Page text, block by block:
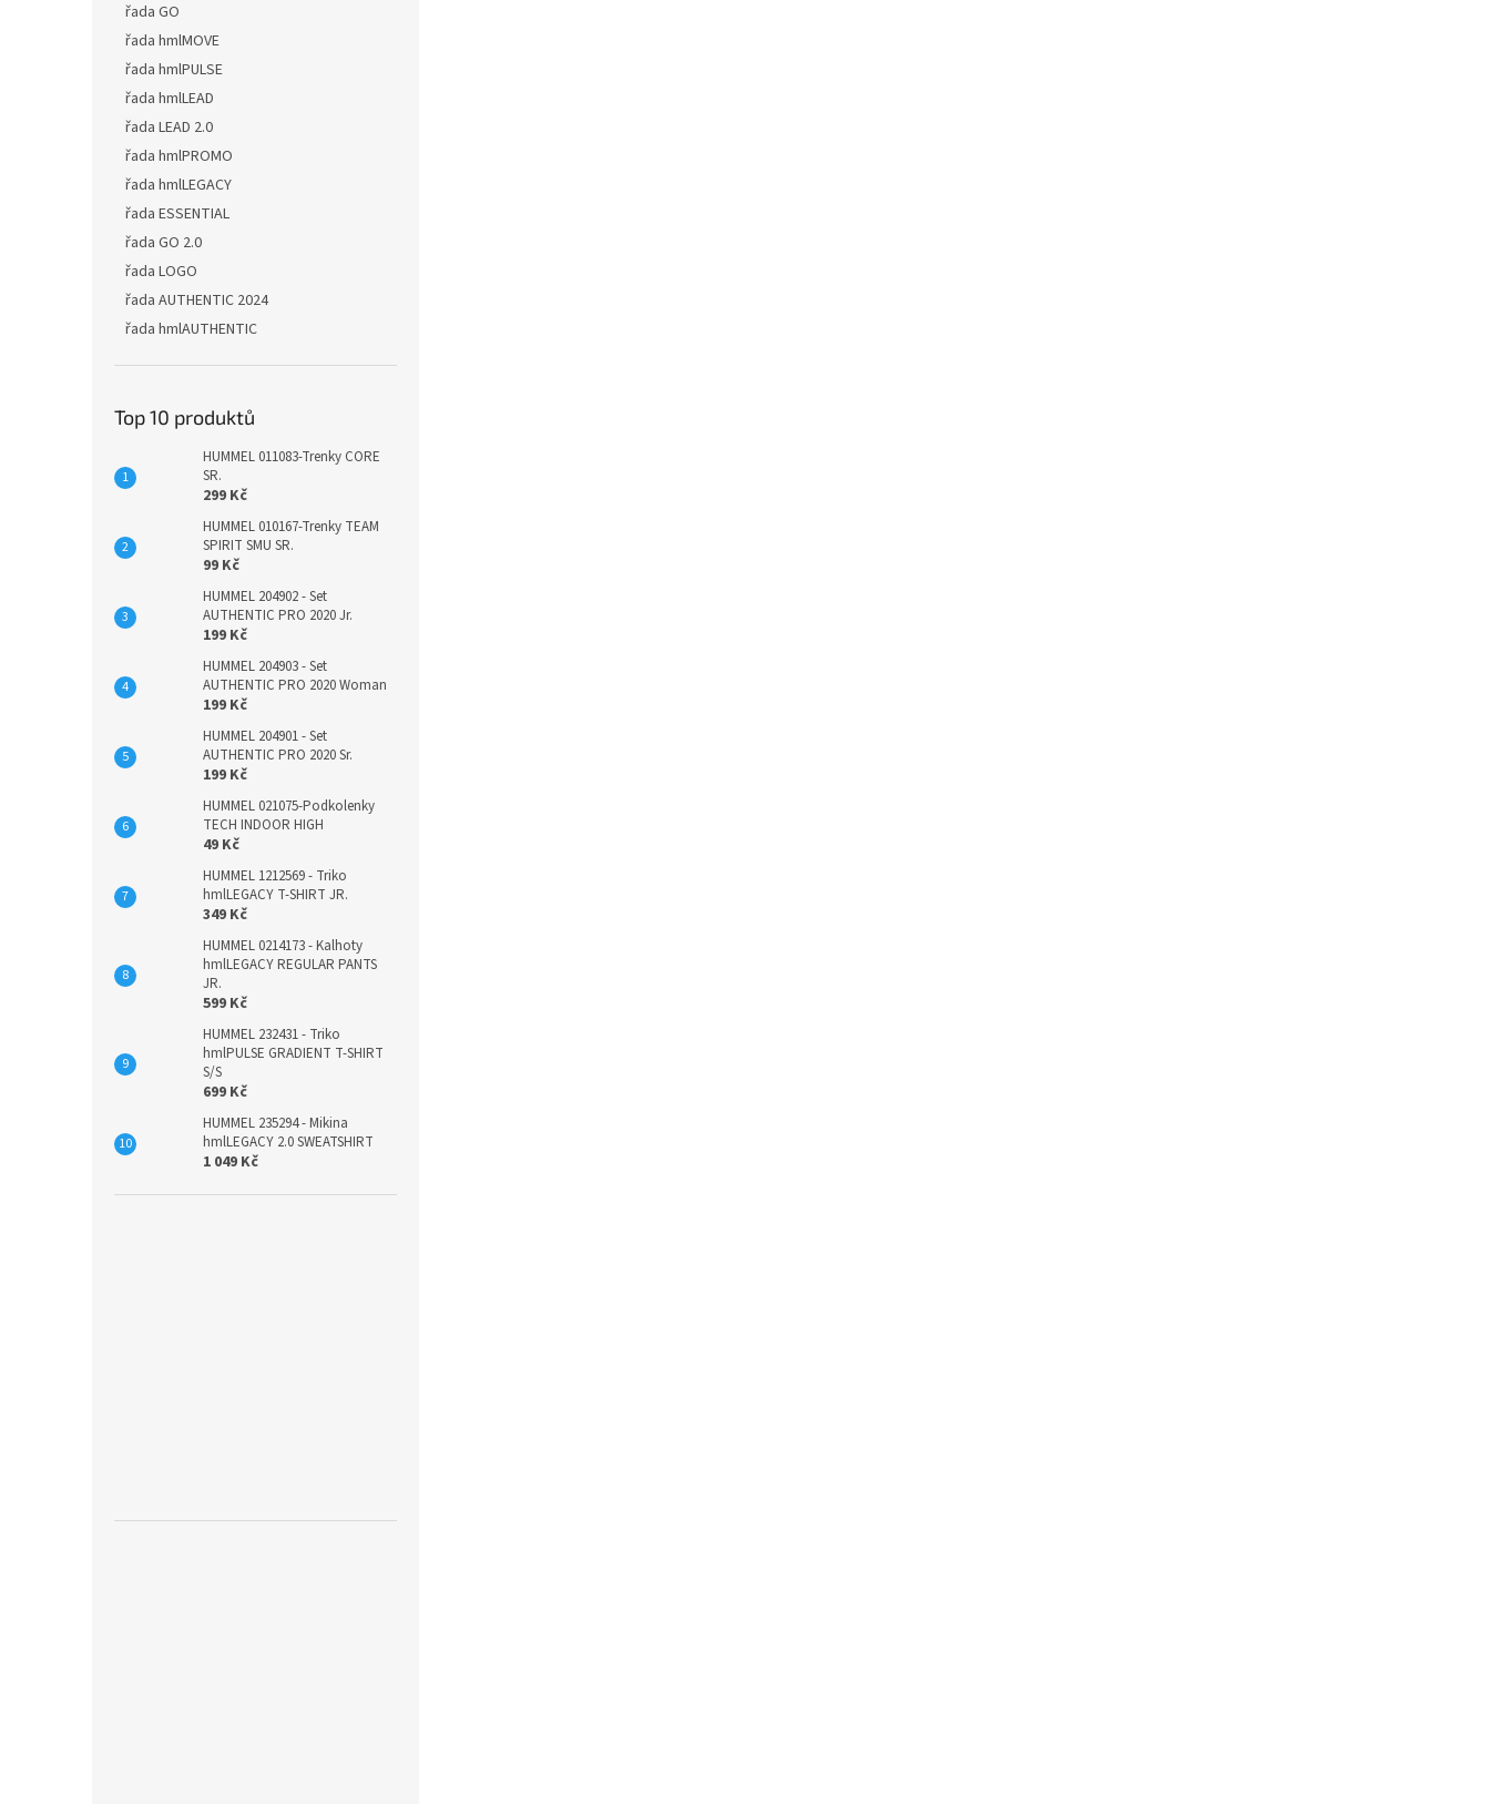
řada GO
řada hmlMOVE
řada hmlPULSE
řada hmlLEAD
řada LEAD 2.0
řada hmlPROMO
řada hmlLEGACY
řada ESSENTIAL
řada GO 2.0
řada LOGO
řada AUTHENTIC 2024
řada hmlAUTHENTIC
Top 10 produktů
HUMMEL 011083-Trenky CORE
SR.
299 Kč
HUMMEL 010167-Trenky TEAM
SPIRIT SMU SR.
99 Kč
HUMMEL 204902 - Set
AUTHENTIC PRO 2020 Jr.
199 Kč
HUMMEL 204903 - Set
AUTHENTIC PRO 2020 Woman
199 Kč
HUMMEL 204901 - Set
AUTHENTIC PRO 2020 Sr.
199 Kč
HUMMEL 021075-Podkolenky
TECH INDOOR HIGH
49 Kč
HUMMEL 1212569 - Triko
hmlLEGACY T-SHIRT JR.
349 Kč
HUMMEL 0214173 - Kalhoty
hmlLEGACY REGULAR PANTS
JR.
599 Kč
HUMMEL 232431 - Triko
hmlPULSE GRADIENT T-SHIRT
S/S
699 Kč
HUMMEL 235294 - Mikina
hmlLEGACY 2.0 SWEATSHIRT
1 049 Kč